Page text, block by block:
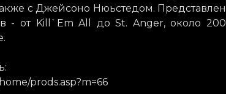
с Джейсоно Нюьстедом. Представлен
- от Kill`Em All до St. Anger, около 200
prods.asp?m=66